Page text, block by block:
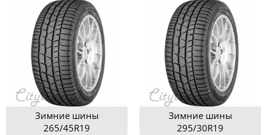
Зимние шины
265/45R19
Зимние шины
295/30R19